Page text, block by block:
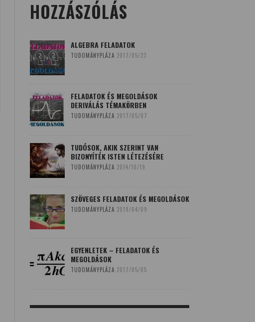
HOZZÁSZÓLÁS
ALGEBRA FELADATOK
TUDOMÁNYPLÁZA 2017/05/23
FELADATOK ÉS MEGOLDÁSOK
DERIVÁLÁS TÉMAKÖRBEN
TUDOMÁNYPLÁZA 2017/05/07
TUDÓSOK, AKIK SZERINT VAN
BIZONYÍTÉK ISTEN LÉTEZÉSÉRE
TUDOMÁNYPLÁZA 2014/10/19
SZÖVEGES FELADATOK ÉS MEGOLDÁSOK
TUDOMÁNYPLÁZA 2019/04/09
EGYENLETEK – FELADATOK ÉS
MEGOLDÁSOK
TUDOMÁNYPLÁZA 2017/05/05